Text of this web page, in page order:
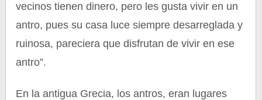
vecinos tienen dinero, pero les gusta vivir en un
antro, pues su casa luce siempre desarreglada y
ruinosa, pareciera que disfrutan de vivir en ese
antro”.
En la antigua Grecia, los antros, eran lugares